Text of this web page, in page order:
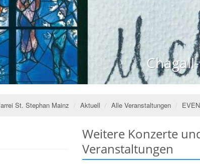
Rosenhag
Rosenhag
St. Stephan Mainz Aktuell Alle Veranstaltungen
Weitere Konzerte
Veranstaltungen